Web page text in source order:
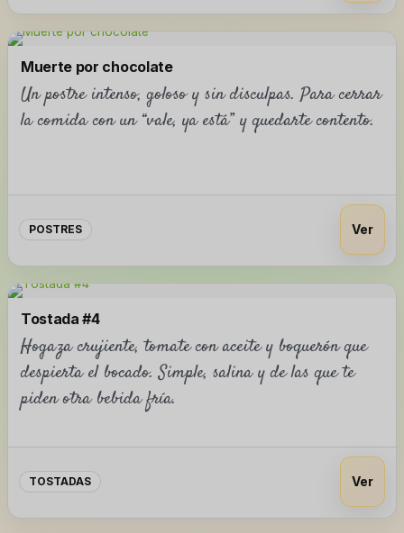
Muerte por chocolate
Un postre intenso, goloso y sin disculpas. Para cerrar
la comida con un “vale, ya está” y quedarte contento.
POSTRES Ver
Tostada #4
Hogaza crujiente, tomate con aceite y boquerón que
despierta el bocado. Simple, salina y de las que te
piden otra bebida fría.
TOSTADAS Ver